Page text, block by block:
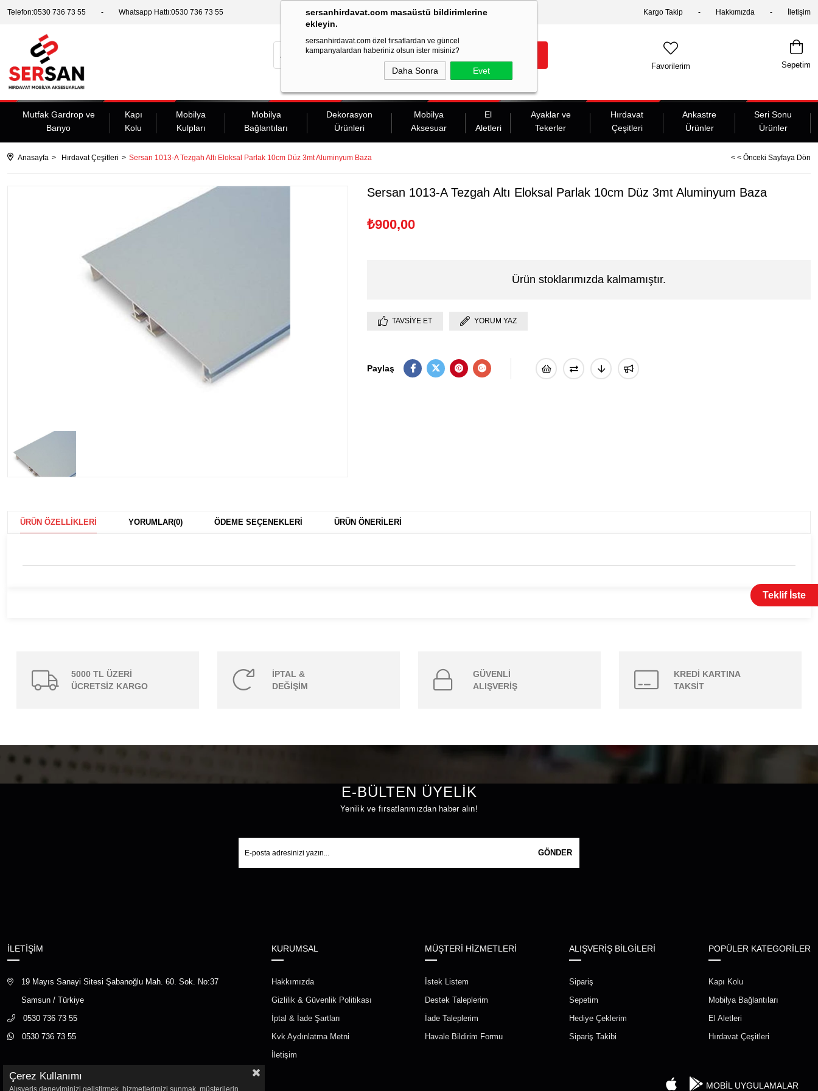
sersanhirdavat.com masaüstü bildirimlerine
ekleyin.
sersanhirdavat.com özel fırsatlardan ve güncel
kampanyalardan haberiniz olsun ister misiniz?
Daha Sonra Evet
Telefon:0530 736 73 55 Whatsapp Hattı:0530 736 73 55 Kargo Takip Hakkımızda İletişim
Teklif İste
Sepetim
Favorilerim
Mutfak Gardrop ve
Banyo
Kapı
Kolu
Mobilya
Kulpları
Mobilya
Bağlantıları
Dekorasyon
Ürünleri
Mobilya
Aksesuar
El
Aletleri
Ayaklar ve
Tekerler
Hırdavat
Çeşitleri
Ankastre
Ürünler
Seri Sonu
Ürünler
Anasayfa Hırdavat Çeşitleri Sersan 1013-A Tezgah Altı Eloksal Parlak 10cm Düz 3mt Aluminyum Baza < < Önceki Sayfaya Dön
Sersan 1013-A Tezgah Altı Eloksal Parlak 10cm Düz 3mt Aluminyum Baza
₺900,00
Ürün stoklarımızda kalmamıştır.
TAVSIYE ET YORUM YAZ
Paylaş
ÜRÜN ÖZELLIKLERI YORUMLAR(0) ÖDEME SEÇENEKLERI ÜRÜN ÖNERILERI
5000 TL ÜZERİ
ÜCRETSİZ KARGO
İPTAL &
DEĞİŞİM
GÜVENLİ
ALIŞVERİŞ
KREDİ KARTINA
TAKSİT
E-BÜLTEN ÜYELİK
Yenilik ve fırsatlarımızdan haber alın!
GÖNDER
İLETİŞİM
19 Mayıs Sanayi Sitesi Şabanoğlu Mah. 60. Sok. No:37
Samsun / Türkiye
0530 736 73 55
0530 736 73 55
KURUMSAL
Hakkımızda
Gizlilik & Güvenlik Politikası
İptal & İade Şartları
Kvk Aydınlatma Metni
İletişim
MÜŞTERİ HİZMETLERİ
İstek Listem
Destek Taleplerim
İade Taleplerim
Havale Bildirim Formu
ALIŞVERİŞ BİLGİLERİ
Sipariş
Sepetim
Hediye Çeklerim
Sipariş Takibi
POPÜLER KATEGORİLER
Kapı Kolu
Mobilya Bağlantıları
El Aletleri
Hırdavat Çeşitleri
MOBİL UYGULAMALAR
Çerez Kullanımı
Alışveriş deneyiminizi geliştirmek, hizmetlerimizi sunmak, müşterilerin